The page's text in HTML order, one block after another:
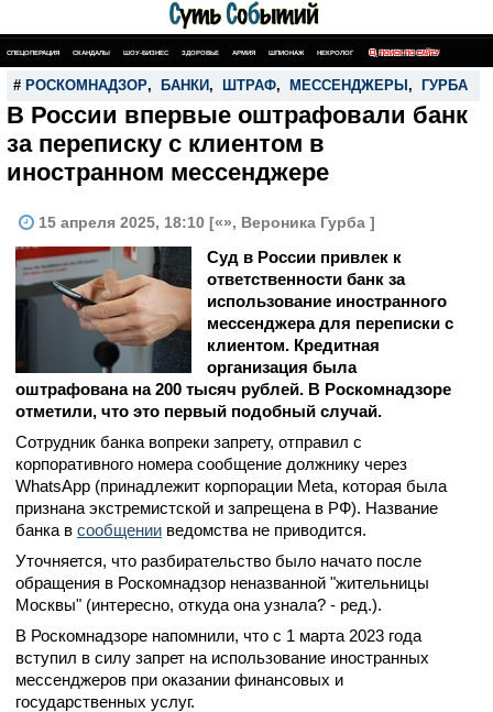
СПЕЦОПЕРАЦИЯ СКАНДАЛЫ ШОУ-БИЗНЕС ЗДОРОВЬЕ АРМИЯ ШПИОНАЖ НЕКРОЛОГ ПОИСК ПО САЙТУ
# РОСКОМНАДЗОР, БАНКИ , ШТРАФ, МЕССЕНДЖЕРЫ , ГУРБА
В России впервые оштрафовали банк
за переписку с клиентом в
иностранном мессенджере
15 апреля 2025, 18:10 [«», Вероника Гурба ]
Суд в России привлек к
ответственности банк за
использование иностранного
мессенджера для переписки с
клиентом. Кредитная
организация была
оштрафована на 200 тысяч рублей. В Роскомнадзоре
отметили, что это первый подобный случай.
Сотрудник банка вопреки запрету, отправил с
корпоративного номера сообщение должнику через
WhatsApp (принадлежит корпорации Meta, которая была
признана экстремистской и запрещена в РФ). Название
банка в сообщении ведомства не приводится.
Уточняется, что разбирательство было начато после
обращения в Роскомнадзор неназванной "жительницы
Москвы" (интересно, откуда она узнала? - ред.).
В Роскомнадзоре напомнили, что с 1 марта 2023 года
вступил в силу запрет на использование иностранных
мессенджеров при оказании финансовых и
государственных услуг.